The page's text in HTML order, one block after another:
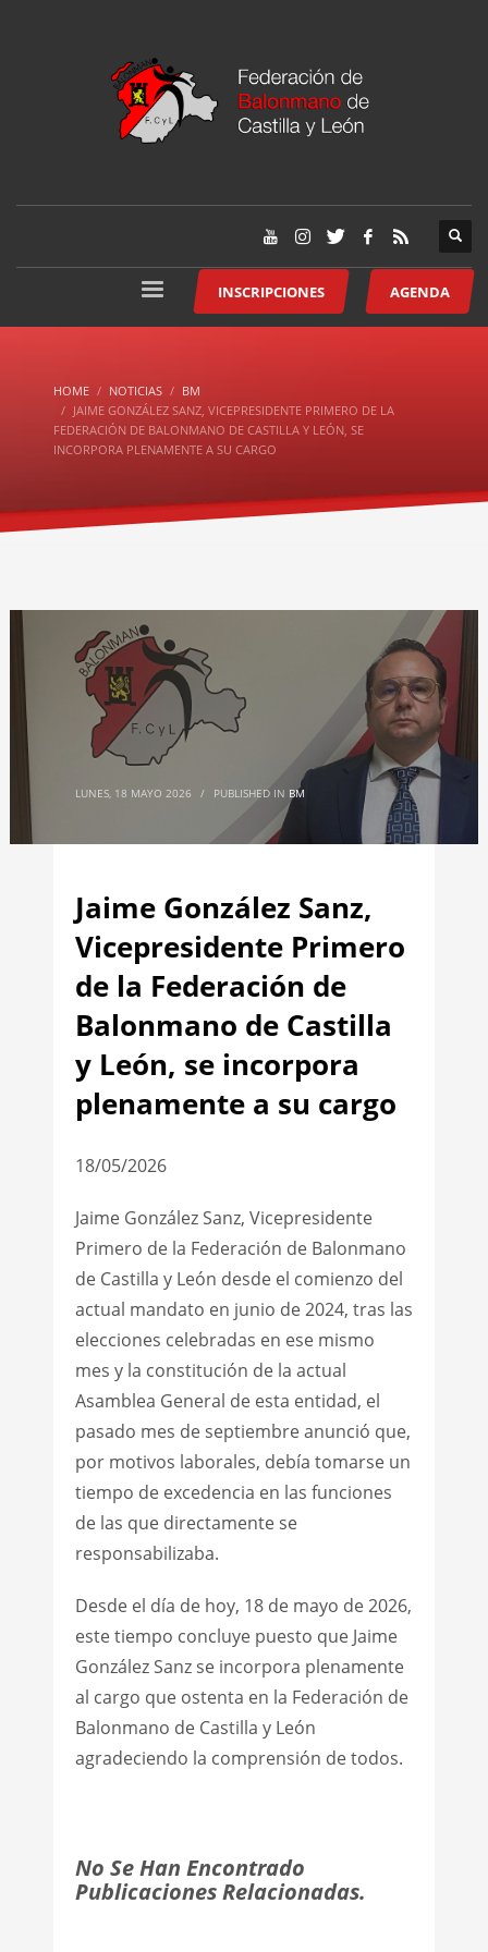
INSCRIPCIONES AGENDA
HOME NOTICIAS
BM
JAIME GONZÁLEZ SANZ, VICEPRESIDENTE PRIMERO DE LA
FEDERACIÓN DE BALONMANO DE CASTILLA Y LEÓN, SE
INCORPORA PLENAMENTE A SU CARGO
LUNES, 18 MAYO 2026 / PUBLISHED IN BM
Jaime González Sanz,
Vicepresidente Primero
de la Federación de
Balonmano de Castilla
y León, se incorpora
plenamente a su cargo
18/05/2026
Jaime González Sanz, Vicepresidente
Primero de la Federación de Balonmano
de Castilla y León desde el comienzo del
actual mandato en junio de 2024, tras las
elecciones celebradas en ese mismo
mes y la constitución de la actual
Asamblea General de esta entidad, el
pasado mes de septiembre anunció que,
por motivos laborales, debía tomarse un
tiempo de excedencia en las funciones
de las que directamente se
responsabilizaba.
Desde el día de hoy, 18 de mayo de 2026,
este tiempo concluye puesto que Jaime
González Sanz se incorpora plenamente
al cargo que ostenta en la Federación de
Balonmano de Castilla y León
agradeciendo la comprensión de todos.
No Se Han Encontrado
Publicaciones Relacionadas.